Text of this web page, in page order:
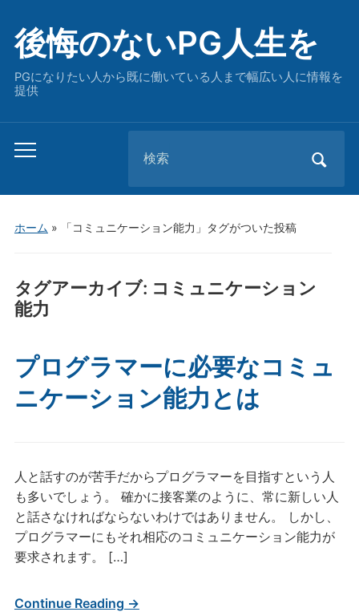
後悔のないPG人生を
PGになりたい人から既に働いている人まで幅広い人に情報を
提供
Toggle
menu
for:
ホーム » 「コミュニケーション能力」タグがついた投稿
タグアーカイブ: コミュニケーション
能力
プログラマーに必要なコミュ
ニケーション能力とは
人と話すのが苦手だからプログラマーを目指すという人
も多いでしょう。 確かに接客業のように、常に新しい人
と話さなければならないわけではありません。 しかし、
プログラマーにもそれ相応のコミュニケーション能力が
要求されます。 […]
Continue Reading →